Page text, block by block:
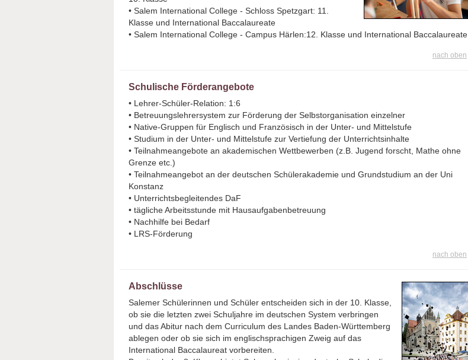
• Salem International College - Schloss Spetzgart: 11.
Klasse und International Baccalaureate
• Salem International College - Campus Härlen:12. Klasse und International Baccalaureate
nach oben
Schulische Förderangebote
• Lehrer-Schüler-Relation: 1:6
• Betreuungslehrersystem zur Förderung der Selbstorganisation einzelner
• Native-Gruppen für Englisch und Französisch in der Unter- und Mittelstufe
• Studium in der Unter- und Mittelstufe zur Vertiefung der Unterrichtsinhalte
• Teilnahmeangebote an akademischen Wettbewerben (z.B. Jugend forscht, Mathe ohne
Grenze etc.)
• Teilnahmeangebot an der deutschen Schülerakademie und Grundstudium an der Uni
Konstanz
• Unterrichtsbegleitendes DaF
• tägliche Arbeitsstunde mit Hausaufgabenbetreuung
• Nachhilfe bei Bedarf
• LRS-Förderung
nach oben
Abschlüsse
Salemer Schülerinnen und Schüler entscheiden sich in der 10. Klasse,
ob sie die letzten zwei Schuljahre im deutschen System verbringen
und das Abitur nach dem Curriculum des Landes Baden-Württemberg
ablegen oder ob sie sich im englischsprachigen Zweig auf das
International Baccalaureat vorbereiten.